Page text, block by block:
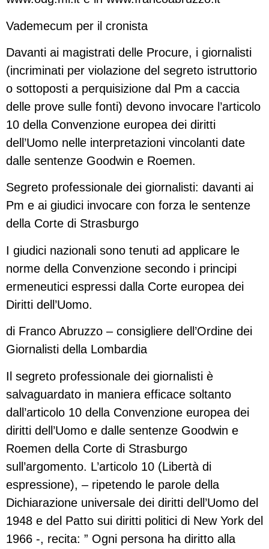
Vademecum per il cronista
Davanti ai magistrati delle Procure, i giornalisti
(incriminati per violazione del segreto istruttorio
o sottoposti a perquisizione dal Pm a caccia
delle prove sulle fonti) devono invocare l’articolo
10 della Convenzione europea dei diritti
dell’Uomo nelle interpretazioni vincolanti date
dalle sentenze Goodwin e Roemen.
Segreto professionale dei giornalisti: davanti ai
Pm e ai giudici invocare con forza le sentenze
della Corte di Strasburgo
I giudici nazionali sono tenuti ad applicare le
norme della Convenzione secondo i principi
ermeneutici espressi dalla Corte europea dei
Diritti dell’Uomo.
di Franco Abruzzo – consigliere dell’Ordine dei
Giornalisti della Lombardia
Il segreto professionale dei giornalisti è
salvaguardato in maniera efficace soltanto
dall’articolo 10 della Convenzione europea dei
diritti dell’Uomo e dalle sentenze Goodwin e
Roemen della Corte di Strasburgo
sull’argomento. L’articolo 10 (Libertà di
espressione), – ripetendo le parole della
Dichiarazione universale dei diritti dell’Uomo del
1948 e del Patto sui diritti politici di New York del
1966 -, recita: ” Ogni persona ha diritto alla